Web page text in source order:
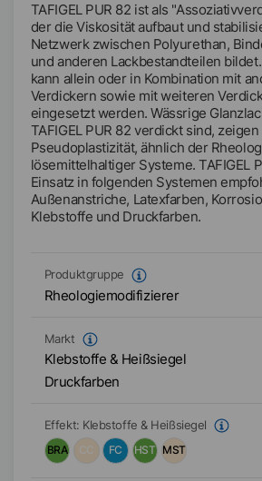
TAFIGEL PUR 82 ist als
der die Viskosität aufbaut und
Netzwerk zwischen Polyurethan,
und anderen Lackbestandteilen bildet.
kann allein oder in Kombination mit
Verdickern sowie mit weiteren
eingesetzt werden. Wässrige
TAFIGEL PUR 82 verdickt sind,
Pseudoplastizität, ähnlich der
lösemittelhaltiger Systeme. TAFIGEL
Einsatz in folgenden Systemen
Außenanstriche, Latexfarben,
Klebstoffe und Druckfarben.
Produktgruppe
Rheologiemodifizierer
Markt
Klebstoffe & Heißsiegel
Druckfarben
Effekt: Klebstoffe & Heißsiegel
BRA
CC FC HST MST